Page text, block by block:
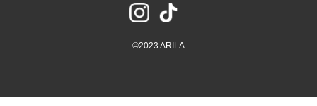
©2023 ARILA